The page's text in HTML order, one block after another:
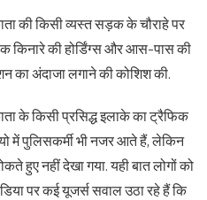
की किसी व्यस्त सड़क के चौराहे पर
किनारे की होर्डिंग्स और आस-पास की
का अंदाजा लगाने की कोशिश की.
के किसी प्रसिद्ध इलाके का ट्रैफिक
में पुलिसकर्मी भी नजर आते हैं, लेकिन
हुए नहीं देखा गया. यही बात लोगों को
पर कई यूजर्स सवाल उठा रहे हैं कि